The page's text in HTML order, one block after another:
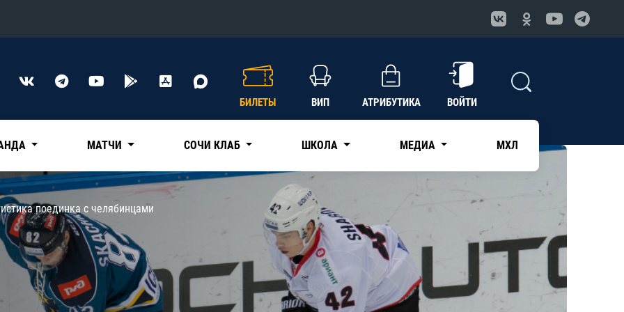
Конференция «Восток»
Нефтехимик
Трактор
Дивизион Чернышева
Авангард
Адмирал
КХЛ
БИЛЕТЫ ВИП АТРИБУТИКА ВОЙТИ
МАТЧИ СОЧИ КЛАБ ШКОЛА МЕДИА МХЛ
поединка с челябинцами